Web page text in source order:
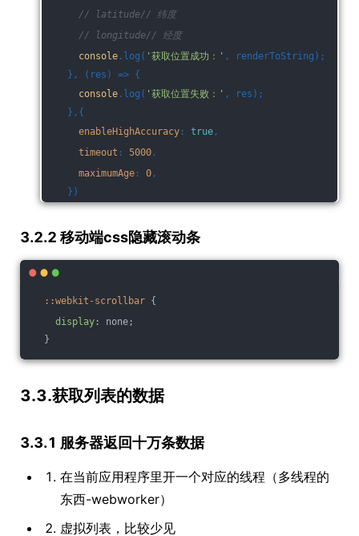
// latitude// 纬度
// longitude// 经度
console .log( '获取位置成功：' , renderToString);
}, (res) => {
console .log( '获取位置失败：' , res);
},{
enableHighAccuracy : true,
timeout : 5000,
maximumAge : 0,
})
3.2.2 移动端css隐藏滚动条
::webkit-scrollbar {
display : none;
}
3.3.获取列表的数据
3.3.1 服务器返回十万条数据
在当前应用程序里开一个对应的线程（多线程的
东西-webworker）
虚拟列表，比较少见